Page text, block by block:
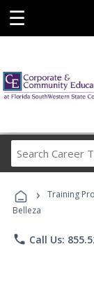
☰
› Training
Belleza
phone Call Us: